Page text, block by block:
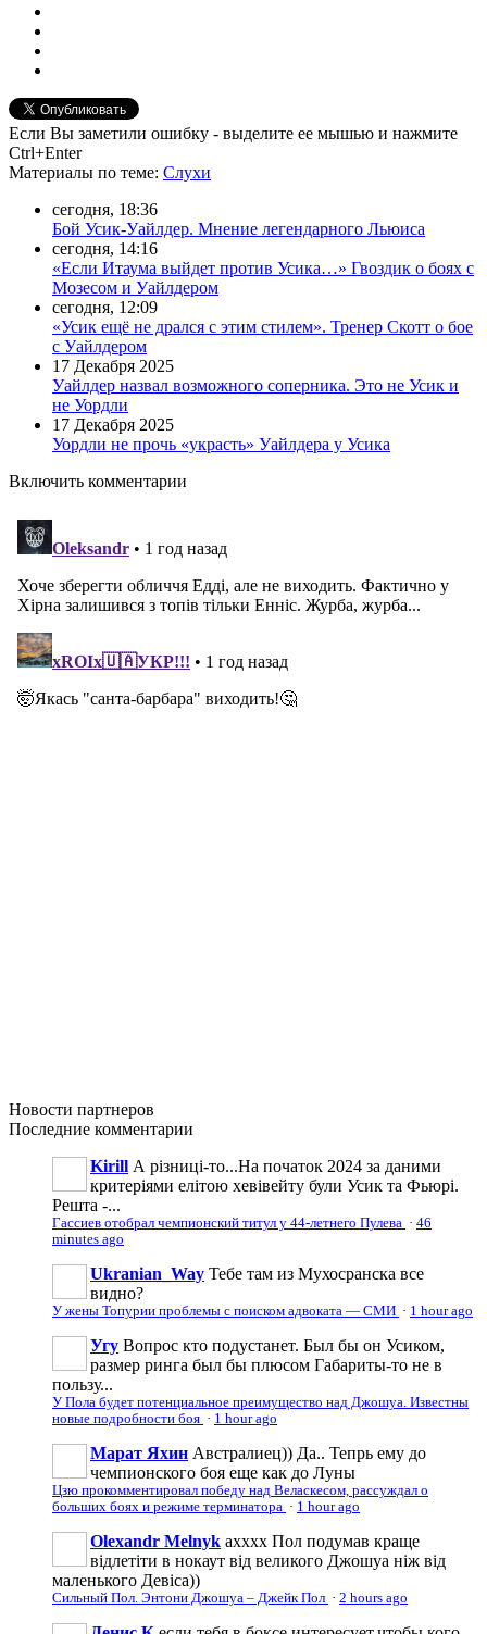
Если Вы заметили ошибку - выделите ее мышью и нажмите
Ctrl+Enter
Материалы по теме: Слухи
сегодня, 18:36
Бой Усик-Уайлдер. Мнение легендарного Льюиса
сегодня, 14:16
«Если Итаума выйдет против Усика…» Гвоздик о боях с
Мозесом и Уайлдером
сегодня, 12:09
«Усик ещё не дрался с этим стилем». Тренер Скотт о бое
с Уайлдером
17 Декабря 2025
Уайлдер назвал возможного соперника. Это не Усик и
не Уордли
17 Декабря 2025
Уордли не прочь «украсть» Уайлдера у Усика
Включить комментарии
Новости партнеров
Последние комментарии
Kirill А різниці-то...На початок 2024 за даними
критеріями елітою хевівейту були Усик та Фьюрі.
Решта -...
Гассиев отобрал чемпионский титул у 44-летнего Пулева · 46
minutes ago
Ukranian_Way Тебе там из Мухосранска все
видно?
У жены Топурии проблемы с поиском адвоката — СМИ · 1 hour ago
Угу Вопрос кто подустанет. Был бы он Усиком,
размер ринга был бы плюсом Габариты-то не в
пользу...
У Пола будет потенциальное преимущество над Джошуа. Известны
новые подробности боя · 1 hour ago
Марат Яхин Австралиец)) Да.. Тепрь ему до
чемпионского боя еще как до Луны
Цзю прокомментировал победу над Веласкесом, рассуждал о
больших боях и режиме терминатора · 1 hour ago
Olexandr Melnyk ахххх Пол подумав краще
відлетіти в нокаут від великого Джошуа ніж від
маленького Девіса))
Сильный Пол. Энтони Джошуа – Джейк Пол · 2 hours ago